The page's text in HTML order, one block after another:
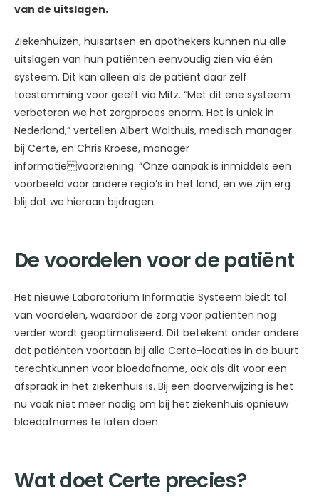
van de uitslagen.
Ziekenhuizen, huisartsen en apothekers kunnen nu alle
uitslagen van hun patiënten eenvoudig zien via één
systeem. Dit kan alleen als de patiënt daar zelf
toestemming voor geeft via Mitz. “Met dit ene systeem
verbeteren we het zorgproces enorm. Het is uniek in
Nederland,” vertellen Albert Wolthuis, medisch manager
bij Certe, en Chris Kroese, manager
informatievoorziening. “Onze aanpak is inmiddels een
voorbeeld voor andere regio’s in het land, en we zijn erg
blij dat we hieraan bijdragen.
De voordelen voor de patiënt
Het nieuwe Laboratorium Informatie Systeem biedt tal
van voordelen, waardoor de zorg voor patiënten nog
verder wordt geoptimaliseerd. Dit betekent onder andere
dat patiënten voortaan bij alle Certe-locaties in de buurt
terechtkunnen voor bloedafname, ook als dit voor een
afspraak in het ziekenhuis is. Bij een doorverwijzing is het
nu vaak niet meer nodig om bij het ziekenhuis opnieuw
bloedafnames te laten doen
Wat doet Certe precies?